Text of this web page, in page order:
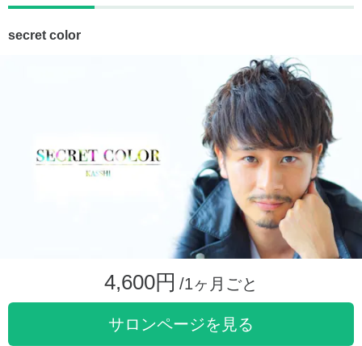
secret color
4,600円 /1ヶ月ごと
サロンページを見る